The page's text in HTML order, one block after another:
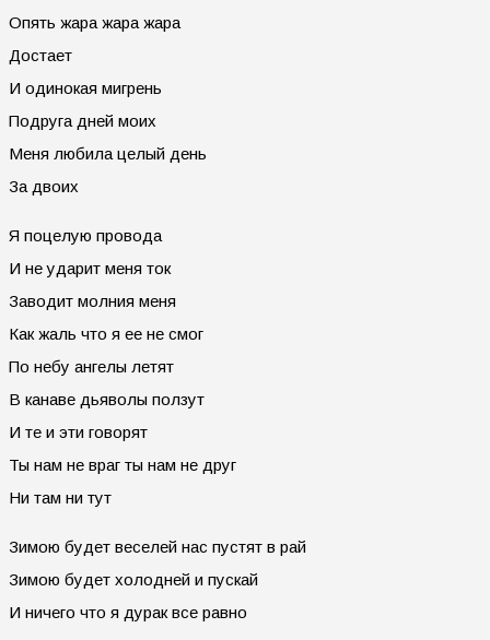
Опять жара жара жара
Достает
И одинокая мигрень
Подруга дней моих
Меня любила целый день
За двоих
Я поцелую провода
И не ударит меня ток
Заводит молния меня
Как жаль что я ее не смог
По небу ангелы летят
В канаве дьяволы ползут
И те и эти говорят
Ты нам не враг ты нам не друг
Ни там ни тут
Зимою будет веселей нас пустят в рай
Зимою будет холодней и пускай
И ничего что я дурак все равно